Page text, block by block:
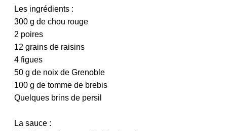
Les ingrédients :
300 g de chou rouge
2 poires
12 grains de raisins
4 figues
50 g de noix de Grenoble
100 g de tomme de brebis
Quelques brins de persil
La sauce :